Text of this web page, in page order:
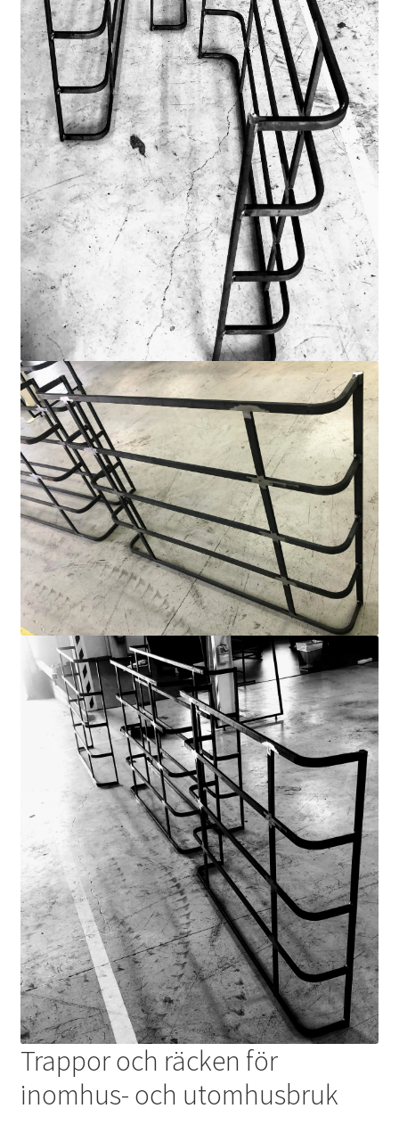
Trappor och räcken för
inomhus- och utomhusbruk